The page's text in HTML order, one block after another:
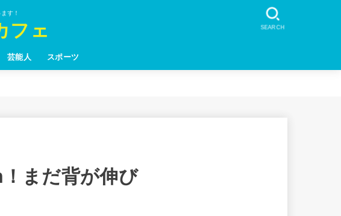
す！
フェ
芸能人 スポーツ
SEARCH
まだ背が伸び